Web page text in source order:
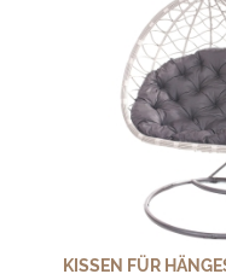
KISSEN FÜR